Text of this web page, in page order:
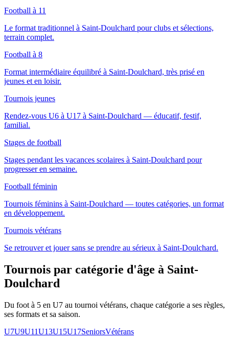
Football à 11
Le format traditionnel à Saint-Doulchard pour clubs et sélections,
terrain complet.
Football à 8
Format intermédiaire équilibré à Saint-Doulchard, très prisé en
jeunes et en loisir.
Tournois jeunes
Rendez-vous U6 à U17 à Saint-Doulchard — éducatif, festif,
familial.
Stages de football
Stages pendant les vacances scolaires à Saint-Doulchard pour
progresser en semaine.
Football féminin
Tournois féminins à Saint-Doulchard — toutes catégories, un format
en développement.
Tournois vétérans
Se retrouver et jouer sans se prendre au sérieux à Saint-Doulchard.
Tournois par catégorie d'âge à Saint-
Doulchard
Du foot à 5 en U7 au tournoi vétérans, chaque catégorie a ses règles,
ses formats et sa saison.
U7U9U11U13U15U17SeniorsVétérans